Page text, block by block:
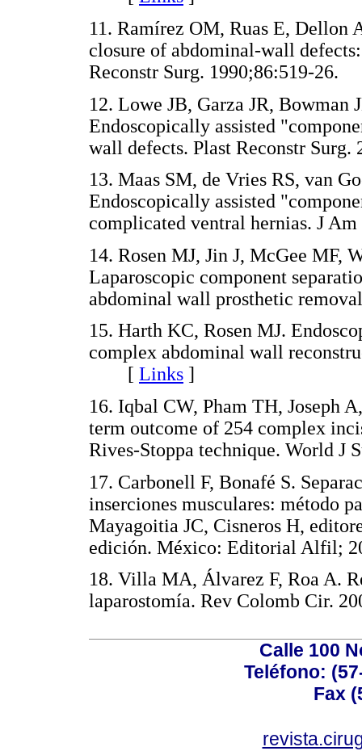
11. Ramírez OM, Ruas E, Dellon
closure of abdominal-wall
Reconstr Surg. 1990;86:519-
12. Lowe JB, Garza JR, Bowman
Endoscopically assisted
wall defects. Plast Reconstr
13. Maas SM, de Vries RS, van
Endoscopically assisted
complicated ventral hernias. J
14. Rosen MJ, Jin J, McGee MF,
Laparoscopic component
abdominal wall prosthetic
15. Harth KC, Rosen MJ.
complex abdominal wall
[ Links ]
16. Iqbal CW, Pham TH, Joseph
term outcome of 254 complex
Rives-Stoppa technique.
17. Carbonell F, Bonafé S.
inserciones musculares: método
Mayagoitia JC, Cisneros H,
edición. México: Editorial
18. Villa MA, Álvarez F, Roa A.
laparostomía. Rev Colomb
Calle 100
Teléfono:
Fax